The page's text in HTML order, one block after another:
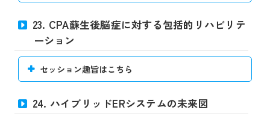
23. CPA蘇生後脳症に対する包括的リハビリテ
ーション
セッション趣旨はこちら
24. ハイブリッドERシステムの未来図